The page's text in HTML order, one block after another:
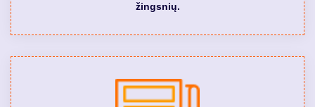
žingsnių.